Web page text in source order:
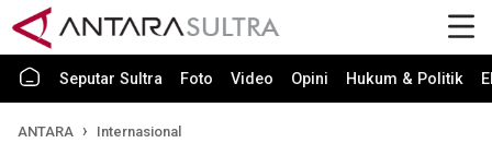
Seputar Sultra Foto Video Opini Hukum & Politik
ANTARA Internasional